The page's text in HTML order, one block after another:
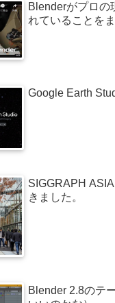
Blenderがプロの
れていることを
Google Earth
SIGGRAPH
きました。
Blender 2.8のテ